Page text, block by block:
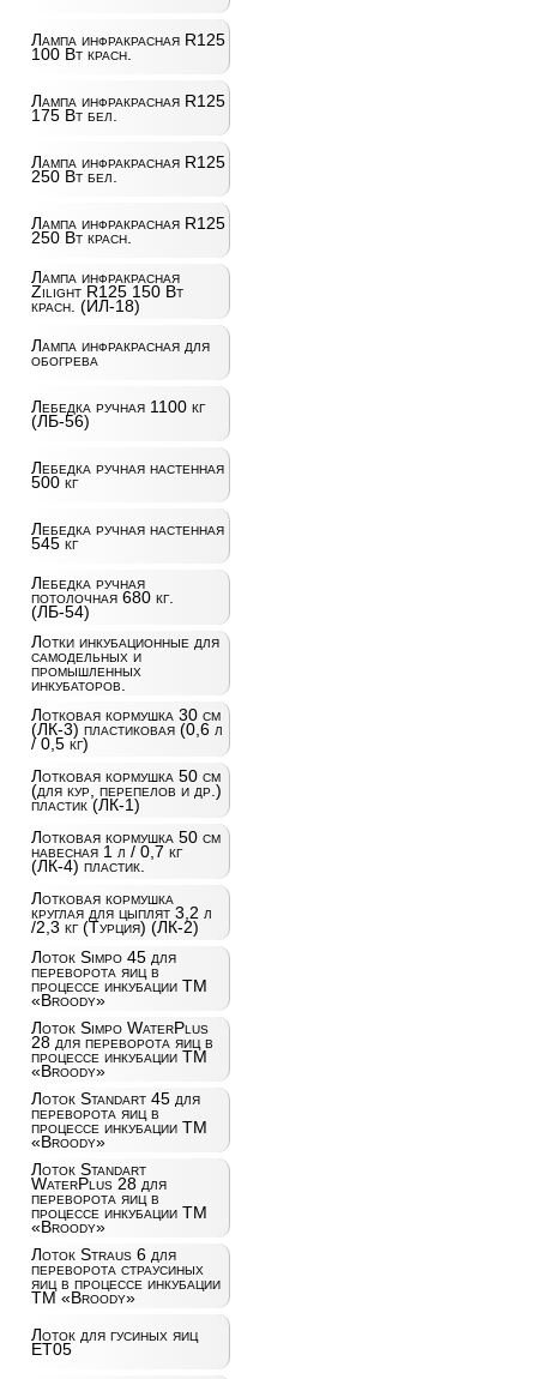
Лампа инфракрасная R125
100 Вт красн.
Лампа инфракрасная R125
175 Вт бел.
Лампа инфракрасная R125
250 Вт бел.
Лампа инфракрасная R125
250 Вт красн.
Лампа инфракрасная
Zilight R125 150 Вт
красн. (ИЛ-18)
Лампа инфракрасная для
обогрева
Лебедка ручная 1100 кг
(ЛБ-56)
Лебедка ручная настенная
500 кг
Лебедка ручная настенная
545 кг
Лебедка ручная
потолочная 680 кг.
(ЛБ-54)
Лотки инкубационные для
самодельных и
промышленных
инкубаторов.
Лотковая кормушка 30 см
(ЛК-3) пластиковая (0,6 л
/ 0,5 кг)
Лотковая кормушка 50 см
(для кур, перепелов и др.)
пластик (ЛК-1)
Лотковая кормушка 50 см
навесная 1 л / 0,7 кг
(ЛК-4) пластик.
Лотковая кормушка
круглая для цыплят 3,2 л
/2,3 кг (Турция) (ЛК-2)
Лоток Simpo 45 для
переворота яиц в
процессе инкубации ТМ
«Broody»
Лоток Simpo WaterPlus
28 для переворота яиц в
процессе инкубации ТМ
«Broody»
Лоток Standart 45 для
переворота яиц в
процессе инкубации ТМ
«Broody»
Лоток Standart
WaterPlus 28 для
переворота яиц в
процессе инкубации ТМ
«Broody»
Лоток Straus 6 для
переворота страусиных
яиц в процессе инкубации
ТМ «Broody»
Лоток для гусиных яиц
ET05